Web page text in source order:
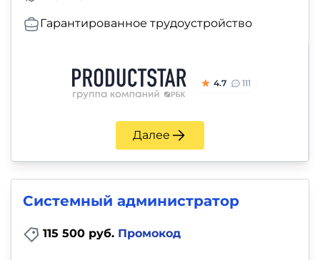
Гарантированное трудоустройство
4.7 111
Далее
Системный администратор
115 500 руб. Промокод